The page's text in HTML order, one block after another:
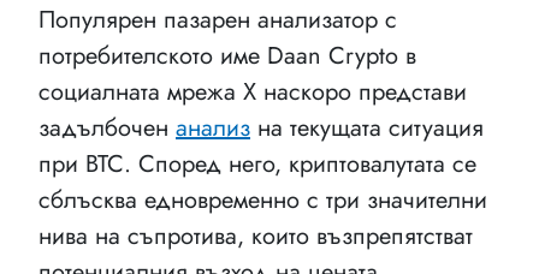
Популярен пазарен анализатор с
потребителското име Daan Crypto в
социалната мрежа X наскоро представи
задълбочен анализ на текущата ситуация
при BTC. Според него, криптовалутата се
сблъсква едновременно с три значителни
нива на съпротива, които възпрепятстват